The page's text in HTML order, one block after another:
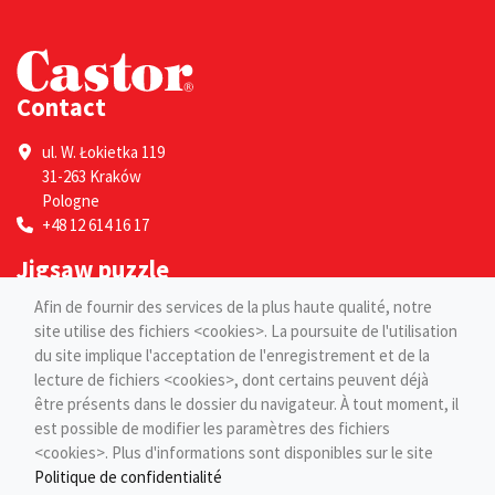
Contact
ul. W. Łokietka 119
31-263 Kraków
Pologne
+48 12 614 16 17
Jigsaw puzzle
Por adultes
Pour les enfants
Pages
Blog
Contact
Afin de fournir des services de la plus haute qualité, notre
site utilise des fichiers <cookies>. La poursuite de l'utilisation
du site implique l'acceptation de l'enregistrement et de la
lecture de fichiers <cookies>, dont certains peuvent déjà
être présents dans le dossier du navigateur. À tout moment, il
est possible de modifier les paramètres des fichiers
<cookies>. Plus d'informations sont disponibles sur le site
Politique de confidentialité